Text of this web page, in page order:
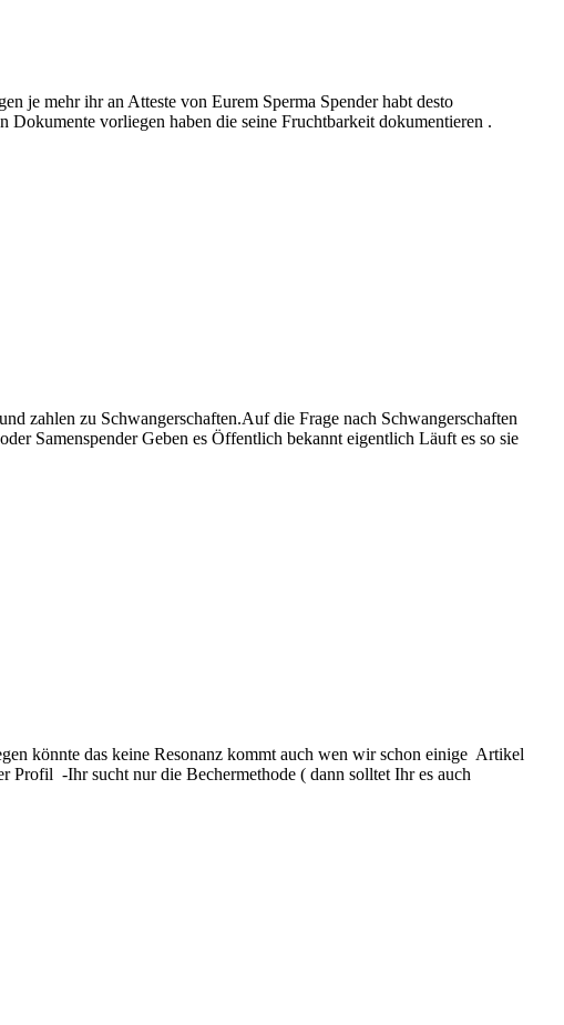
je mehr ihr an Atteste von Eurem Sperma Spender habt desto
vorliegen haben die seine Fruchtbarkeit dokumentieren .
zahlen zu Schwangerschaften.Auf die Frage nach Schwangerschaften
Samenspender Geben es Öffentlich bekannt eigentlich Läuft es so sie
könnte das keine Resonanz kommt auch wen wir schon einige Artikel
Profil -Ihr sucht nur die Bechermethode ( dann solltet Ihr es auch